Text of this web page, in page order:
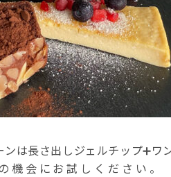
ンは長さ出しジェルチップ➕
機会にお試しください